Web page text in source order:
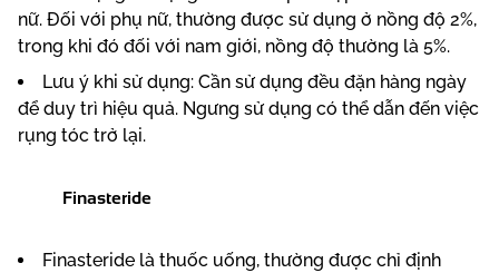
nữ. Đối với phụ nữ, thường được sử dụng ở nồng độ 2%,
trong khi đó đối với nam giới, nồng độ thường là 5%.
Lưu ý khi sử dụng: Cần sử dụng đều đặn hàng ngày
để duy trì hiệu quả. Ngưng sử dụng có thể dẫn đến việc
rụng tóc trở lại.
Finasteride
Finasteride là thuốc uống, thường được chỉ định